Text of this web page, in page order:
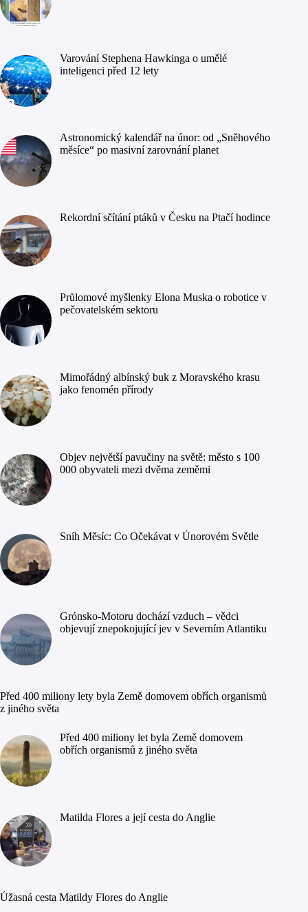
Varování Stephena Hawkinga o umělé
inteligenci před 12 lety
Astronomický kalendář na únor: od „Sněhového
měsíce“ po masivní zarovnání planet
Rekordní sčítání ptáků v Česku na Ptačí hodince
Průlomové myšlenky Elona Muska o robotice v
pečovatelském sektoru
Mimořádný albínský buk z Moravského krasu
jako fenomén přírody
Objev největší pavučiny na světě: město s 100
000 obyvateli mezi dvěma zeměmi
Sníh Měsíc: Co Očekávat v Únorovém Světle
Grónsko-Motoru dochází vzduch – vědci
objevují znepokojující jev v Severním Atlantiku
Před 400 miliony lety byla Země domovem obřích organismů
z jiného světa
Před 400 miliony let byla Země domovem
obřích organismů z jiného světa
Matilda Flores a její cesta do Anglie
Úžasná cesta Matildy Flores do Anglie